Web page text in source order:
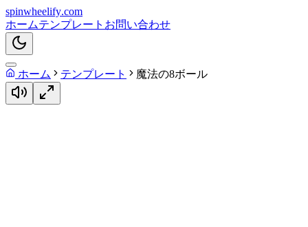
spinwheelify.com
ホームテンプレート お問い合わせ
ホーム テンプレート 魔法の8ボール